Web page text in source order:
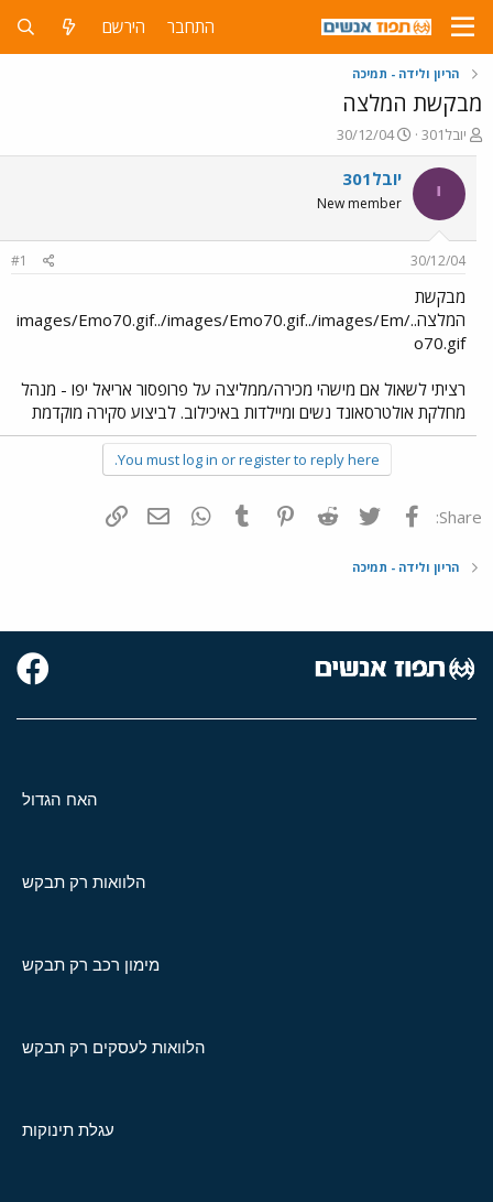
התחבר הירשם
הריון ולידה - תמיכה
מבקשת המלצה
פ
ו
ת
ח
ה
ש
א
יובל301
פ
ו
ר
ם
ך
30/12/04
י יובל301
New member
30/12/04
#1
מבקשת
המלצה../images/Emo70.gif../images/Emo70.gif../images/Em
o70.gif
רציתי לשאול אם מישהי מכירה/ממליצה על פרופסור אריאל יפו - מנהל
מחלקת אולטרסאונד נשים ומיילדות באיכילוב. לביצוע סקירה מוקדמת
You must log in or register to reply here.
Share: פייסבוק Twitter
Reddit
Pinterest
Tumblr
WhatsAppדואר אלקטרוני
הריון ולידה - תמיכה
האח הגדול
הלוואות רק תבקש
מימון רכב רק תבקש
הלוואות לעסקים רק תבקש
עגלת תינוקות